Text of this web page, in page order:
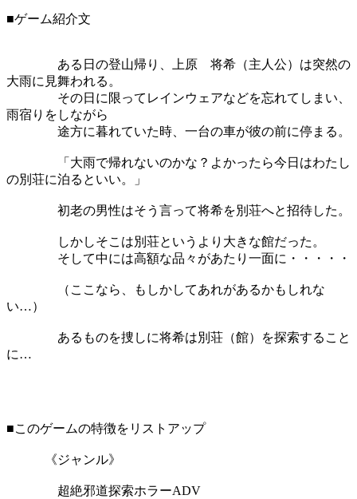
■ゲーム紹介文
ある日の登山帰り、上原 将希（主人公）は突然の
大雨に見舞われる。
その日に限ってレインウェアなどを忘れてしまい、
雨宿りをしながら
途方に暮れていた時、一台の車が彼の前に停まる。
「大雨で帰れないのかな？よかったら今日はわたし
の別荘に泊るといい。」
初老の男性はそう言って将希を別荘へと招待した。
しかしそこは別荘というより大きな館だった。
そして中には高額な品々があたり一面に・・・・・
（ここなら、もしかしてあれがあるかもしれな
い…）
あるものを捜しに将希は別荘（館）を探索すること
に…
■このゲームの特徴をリストアップ
《ジャンル》
超絶邪道探索ホラーADV